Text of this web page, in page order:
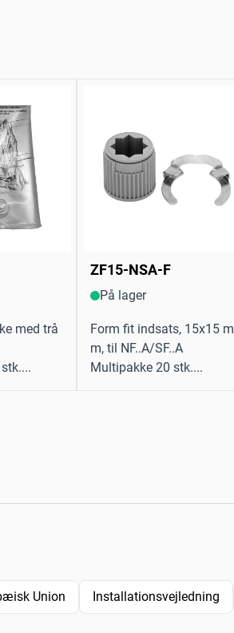
med trå
ZF15-NSA-F
På lager
Form fit indsats, 15x15 m
m, til NF..A/SF..A
Multipakke 20 stk....
Union Installationsvejledning